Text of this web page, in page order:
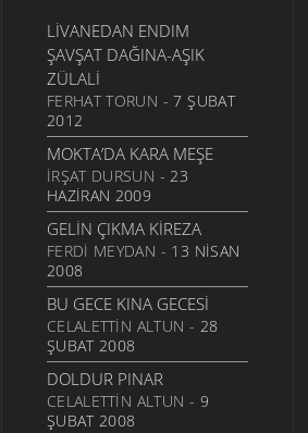
LIVANEDAN ENDIM
ŞAVŞAT DAĞINA-AŞIK
ZÜLALI
FERHAT TORUN - 7 ŞUBAT
2012
MOKTA’DA KARA MEŞE
İRŞAT DURSUN - 23
HAZIRAN 2009
GELIN ÇIKMA KIREZA
FERDI MEYDAN - 13 NISAN
2008
BU GECE KINA GECESI
CELALETTIN ALTUN - 28
ŞUBAT 2008
DOLDUR PINAR
CELALETTIN ALTUN - 9
ŞUBAT 2008